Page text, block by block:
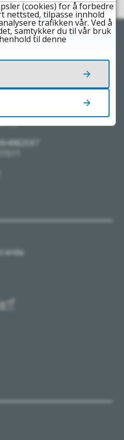
(cookies) for å forbedre
nettsted, tilpasse innhold
trafikken vår. Ved å
samtykker du til vår bruk
til denne